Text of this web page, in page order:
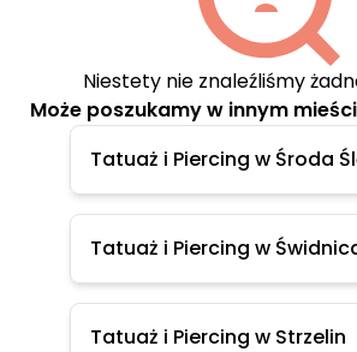
Niestety nie znaleźliśmy
Może poszukamy w innym
Tatuaż i Piercing w Środa
Tatuaż i Piercing w
Tatuaż i Piercing w Strzelin